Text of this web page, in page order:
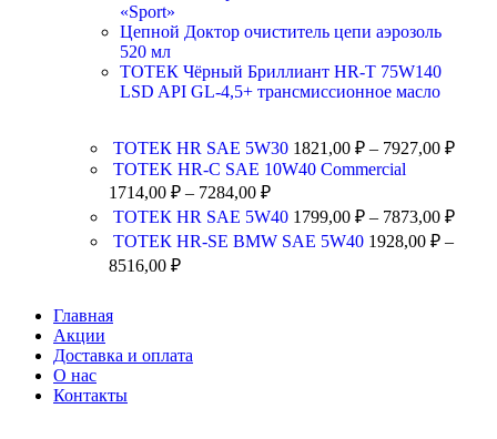
«Sport»
Цепной Доктор очиститель цепи аэрозоль
520 мл
ТОТЕК Чёрный Бриллиант HR-T 75W140
LSD API GL-4,5+ трансмиссионное масло
ТОТЕК HR SAE 5W30 1821,00 ₽ – 7927,00 ₽
TOTEK HR-C SAE 10W40 Commercial
1714,00 ₽ – 7284,00 ₽
ТОТЕК HR SAE 5W40 1799,00 ₽ – 7873,00 ₽
ТОТЕК HR-SE BMW SAE 5W40 1928,00 ₽ –
8516,00 ₽
Главная
Акции
Доставка и оплата
О нас
Контакты